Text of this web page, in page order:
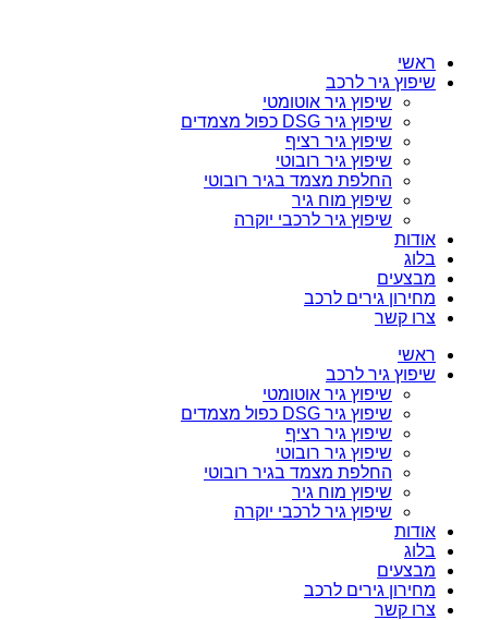
ראשי
שיפוץ גיר לרכב
שיפוץ גיר אוטומטי
שיפוץ גיר DSG כפול מצמדים
שיפוץ גיר רציף
שיפוץ גיר רובוטי
החלפת מצמד בגיר רובוטי
שיפוץ מוח גיר
שיפוץ גיר לרכבי יוקרה
אודות
בלוג
מבצעים
מחירון גירים לרכב
צרו קשר
ראשי
שיפוץ גיר לרכב
שיפוץ גיר אוטומטי
שיפוץ גיר DSG כפול מצמדים
שיפוץ גיר רציף
שיפוץ גיר רובוטי
החלפת מצמד בגיר רובוטי
שיפוץ מוח גיר
שיפוץ גיר לרכבי יוקרה
אודות
בלוג
מבצעים
מחירון גירים לרכב
צרו קשר